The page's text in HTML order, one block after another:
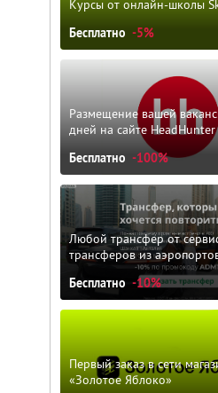
Курсы от онлайн-школы
Бесплатно -5%
Размещение вашей
дней на сайте HeadHunter
Бесплатно -100%
Любой трансфер от
трансферов из
Бесплатно -10%
Первый заказ в сети
«Золотое Яблоко»